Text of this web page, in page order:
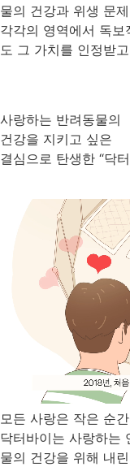
물의 건강과 위생 문
각각의 영역에서 독
도 그 가치를 인정받
사랑하는 반려동물의
건강을 지키고 싶은
결심으로 탄생한 “닥
모든 사랑은 작은 순
닥터바이는 사랑하는
물의 건강을 위해 내